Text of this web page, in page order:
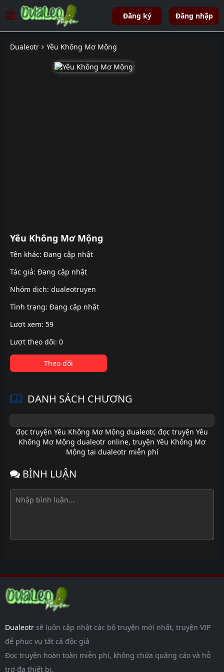
Đăng ký Đăng nhập
Dualeotr Yêu Không Mơ Mộng
Yêu Không Mơ Mộng
Tên khác: Đang cập nhật
Tác giả: Đang cập nhật
Nhóm dịch: dualeotruyen
Tình trạng: Đang cập nhật
Lượt xem: 59
Lượt theo dõi: 0
Theo dõi
DANH SÁCH CHƯƠNG
đọc truyện Yêu Không Mơ Mộng dualeotr, đọc truyện Yêu
Không Mơ Mộng dualeotr online, truyện Yêu Không Mơ
Mộng tại dualeotr miễn phí
BÌNH LUẬN
Dualeotr sẽ luôn cập nhật các bộ truyện mới nhất, truyện VIP
để phục vụ tất cả độc giả
Đọc truyện hoàn toàn miễn phí, không chứa quảng cáo và hỗ
trợ đa thiết bị.